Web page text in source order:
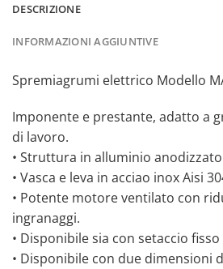
DESCRIZIONE
INFORMAZIONI AGGIUNTIVE
Spremiagrumi elettrico Modello
Imponente e prestante, adatto a
di lavoro.
• Struttura in alluminio
• Vasca e leva in acciao inox Aisi
• Potente motore ventilato con
ingranaggi.
• Disponibile sia con setaccio
• Disponibile con due dimensioni